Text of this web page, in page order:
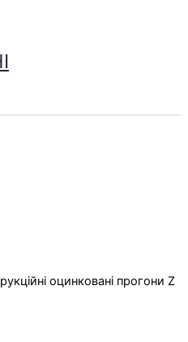
оцинковані прогони Z